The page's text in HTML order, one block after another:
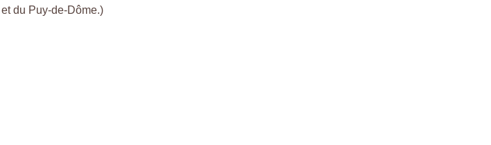
du Puy-de-Dôme.)